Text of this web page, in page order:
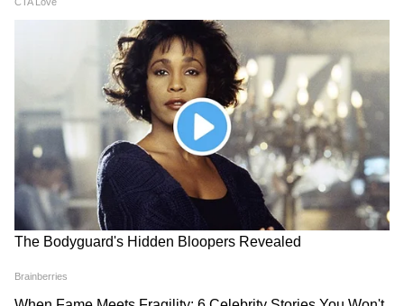
বাড়িয়ে একলাফে ১১০ টাকা করা হল। কাজে
স্বচ্ছতা আনতে এবং ভুয়ো কর্মী রুখতে
স্বাস্থ্যকর্মীদের কাজের ভিত্তিতে দেওয়া হবে আলাদা
রঙের ব্যাজ। এবং শুধু ওয়ার্ড নয়, হাসপাতালের
কিচেন থেকে শুরু করে পার্কিং লট, সবটাই থাকবে
সিসিটিভি-র আওতায়। এদিনের ঘোষণায় ওই
কথাও জানান মুখ্যমন্ত্রী শুভেন্দু অধিকারী।
4
6